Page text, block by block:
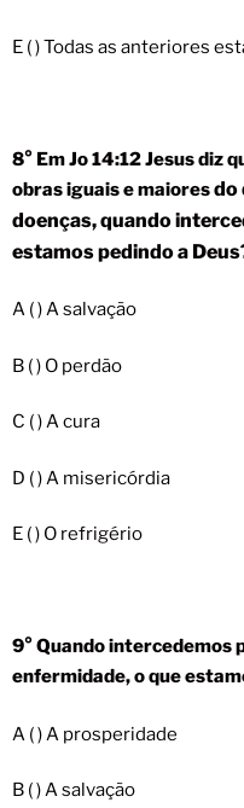
E ( ) Todas as anteriores
8° Em Jo 14:12 Jesus diz
obras iguais e maioresdo
doenças, quando
estamospedindo a
A ( ) A salvação
B ( ) O perdão
C ( ) A cura
D ( ) A misericórdia
E ( ) O refrigério
9° Quando intercedemos
enfermidade, o que
A ( ) A prosperidade
B ( ) A salvação